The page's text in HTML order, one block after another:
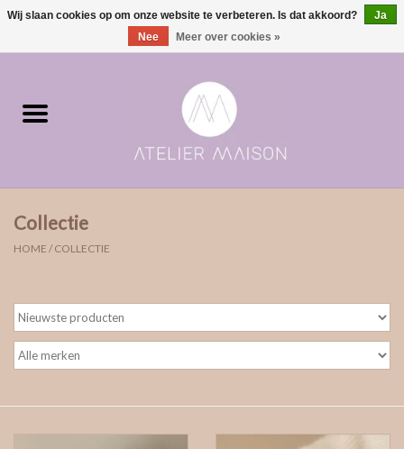
0 Artikelen - €0,00
Moments | verloving & geboorte
Soulmates
Collectie
HOME /COLLECTIE
Wij slaan cookies op om onze website te verbeteren. Is dat akkoord?
Ja
Nee
Meer over cookies »